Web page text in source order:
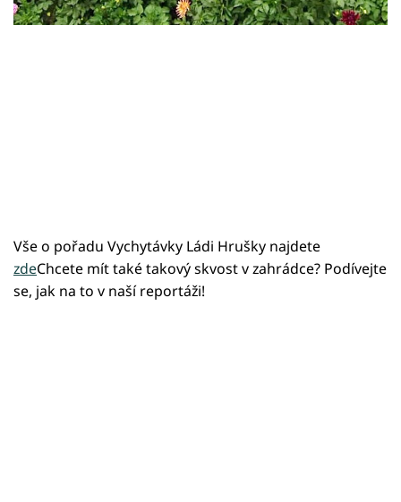
Vše o pořadu Vychytávky Ládi Hrušky najdete
zdeChcete mít také takový skvost v zahrádce? Podívejte
se, jak na to v naší reportáži!